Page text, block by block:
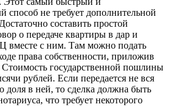
способ не требует дополнительной
составить простой
о передаче квартиры в дар и
вместе с ним. Там можно подать
права собственности, приложив
Стоимость государственной пошлины
рублей. Если передается не вся
доля в ней, то сделка должна быть
что требует некоторого